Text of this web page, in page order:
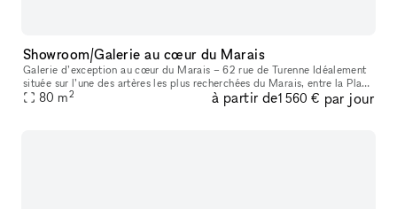
Showroom/Galerie au cœur du Marais
Galerie d’exception au cœur du Marais – 62 rue de Turenne Idéalement
située sur l’une des artères les plus recherchées du Marais, entre la Place
des Vosges et la rue de Bretagne, la galerie bénéficie
80 m2 à partir de1 560 € par jour